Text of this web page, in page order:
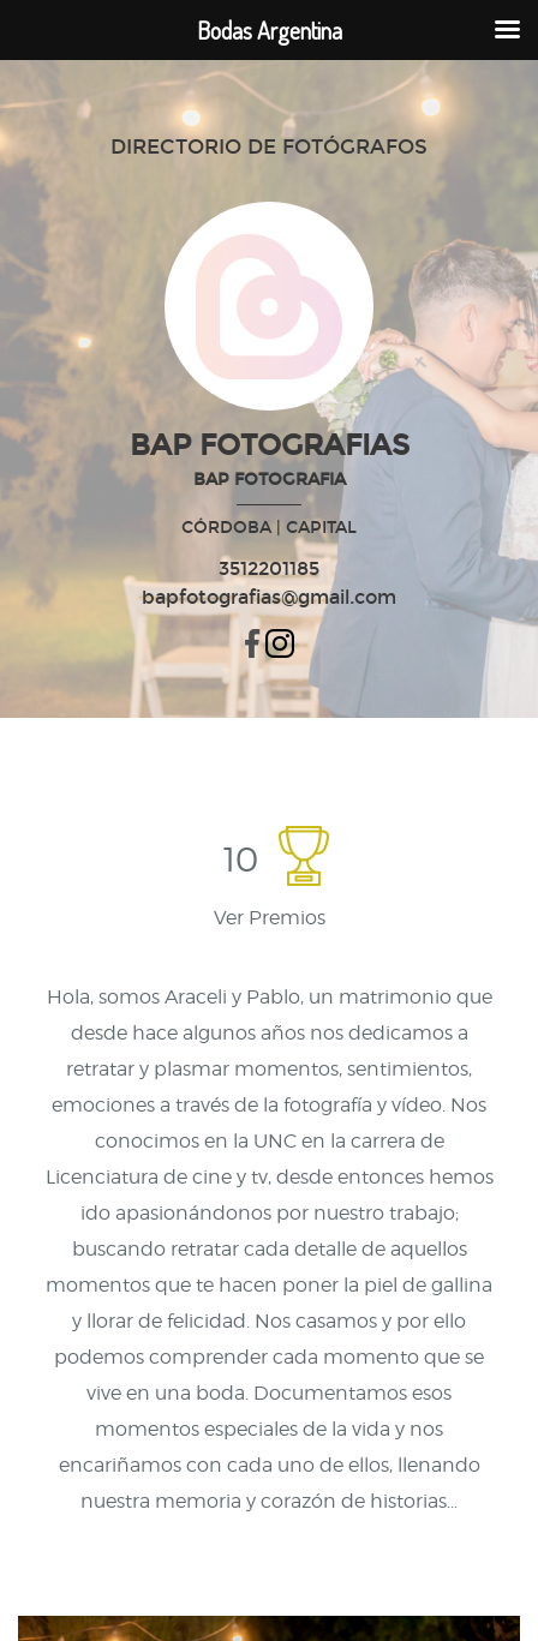
DIRECTORIO DE FOTÓGRAFOS
BAP FOTOGRAFIAS
BAP FOTOGRAFIA
CÓRDOBA | CAPITAL
3512201185
bapfotografias@gmail.com
10
Ver Premios
Hola, somos Araceli y Pablo, un matrimonio que
desde hace algunos años nos dedicamos a
retratar y plasmar momentos, sentimientos,
emociones a través de la fotografía y vídeo. Nos
conocimos en la UNC en la carrera de
Licenciatura de cine y tv, desde entonces hemos
ido apasionándonos por nuestro trabajo;
buscando retratar cada detalle de aquellos
momentos que te hacen poner la piel de gallina
y llorar de felicidad. Nos casamos y por ello
podemos comprender cada momento que se
vive en una boda. Documentamos esos
momentos especiales de la vida y nos
encariñamos con cada uno de ellos, llenando
nuestra memoria y corazón de historias...
Bodas Argentina